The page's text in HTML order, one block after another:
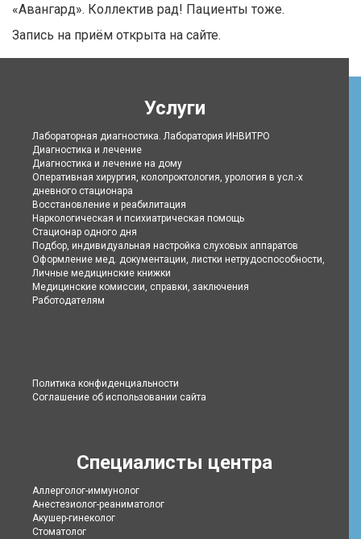
«Авангард». Коллектив рад! Пациенты тоже.
Запись на приём открыта на сайте.
Услуги
Лабораторная диагностика. Лаборатория ИНВИТРО
Диагностика и лечение
Диагностика и лечение на дому
Оперативная хирургия, колопроктология, урология в усл.-х
дневного стационара
Восстановление и реабилитация
Наркологическая и психиатрическая помощь
Стационар одного дня
Подбор, индивидуальная настройка слуховых аппаратов
Оформление мед. документации, листки нетрудоспособности,
Личные медицинские книжки
Медицинские комиссии, справки, заключения
Работодателям
Политика конфиденциальности
Соглашение об использовании сайта
Специалисты центра
Аллерголог-иммунолог
Анестезиолог-реаниматолог
Акушер-гинеколог
Стоматолог